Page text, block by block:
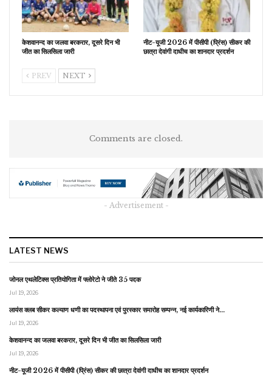
केशवानन्द का जलवा बरकरार, दूसरे दिन भी
जीत का सिलसिला जारी
नीट-यूजी 2026 में पीसीपी (प्रिंस) सीकर की
छात्रा देवांगी दाधीच का शानदार प्रदर्शन
PREV NEXT
Comments are closed.
- Advertisement -
LATEST NEWS
जोनल एथलेटिक्स प्रतियोगिता में फ्लोरेटो ने जीते 35 पदक
Jul 19, 2026
लायंस क्लब सीकर कल्याण धणी का पदस्थापना एवं पुरस्कार समारोह सम्पन्न, नई कार्यकारिणी ने…
Jul 19, 2026
केशवानन्द का जलवा बरकरार, दूसरे दिन भी जीत का सिलसिला जारी
Jul 19, 2026
नीट-यूजी 2026 में पीसीपी (प्रिंस) सीकर की छात्रा देवांगी दाधीच का शानदार प्रदर्शन